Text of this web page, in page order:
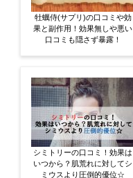
牡蠣侍(サプリ)の口コミや効
果と副作用！効果無しや悪い
口コミも隠さず暴露！
シミトリーの口コミ！効果は
いつから？肌荒れに対してシ
ミウスより圧倒的優位☆